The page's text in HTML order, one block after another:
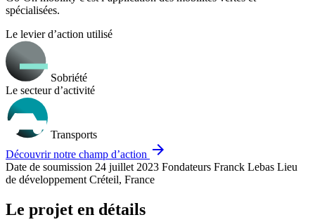
spécialisées.
Le levier d’action utilisé
Sobriété
Le secteur d’activité
Transports
Découvrir notre champ d’action arrow_forward
Date de soumission 24 juillet 2023 Fondateurs Franck Lebas Lieu
de développement Créteil, France
Le projet en détails